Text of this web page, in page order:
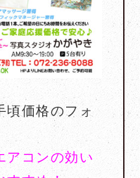
頃価格のフォ
アコンの効い